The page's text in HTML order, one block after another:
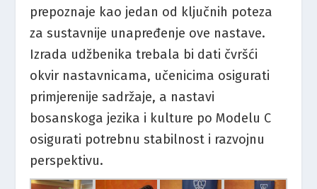
prepoznaje kao jedan od ključnih poteza
za sustavnije unapređenje ove nastave.
Izrada udžbenika trebala bi dati čvršći
okvir nastavnicama, učenicima osigurati
primjerenije sadržaje, a nastavi
bosanskoga jezika i kulture po Modelu C
osigurati potrebnu stabilnost i razvojnu
perspektivu.